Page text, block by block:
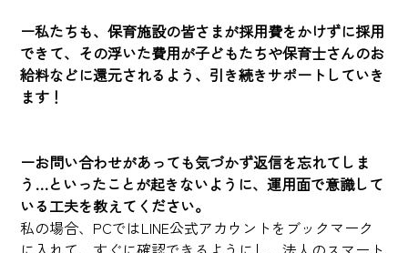
ー私たちも、保育施設の皆さまが採用費をかけずに採用
できて、その浮いた費用が子どもたちや保育士さんのお
給料などに還元されるよう、引き続きサポートしていき
ます！
ーお問い合わせがあっても気づかず返信を忘れてしま
う…といったことが起きないように、運用面で意識して
いる工夫を教えてください。
私の場合、PCではLINE公式アカウントをブックマーク